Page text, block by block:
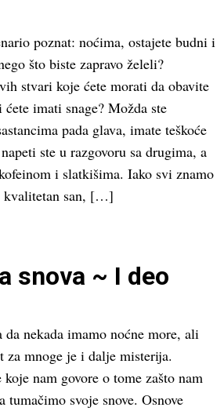
poznat: noćima, ostajete budni i
što biste zapravo želeli?
stvari koje ćete morati da obavite
imati snage? Možda ste
pada glava, imate teškoće
ste u razgovoru sa drugima, a
i slatkišima. Iako svi znamo
kvalitetan san, […]
snova ~ I deo
da nekada imamo noćne more, ali
za mnoge je i dalje misterija.
nam govore o tome zašto nam
tumačimo svoje snove. Osnove